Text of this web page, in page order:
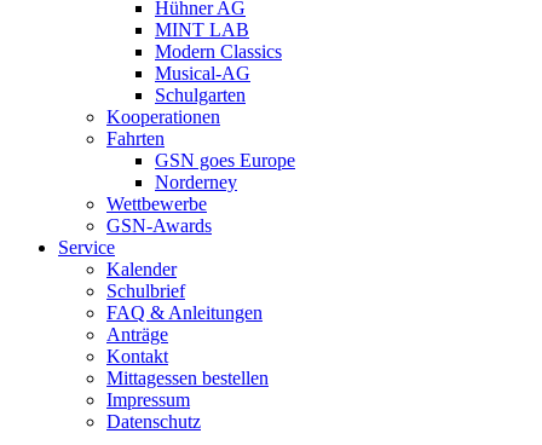
Hühner AG
MINT LAB
Modern Classics
Musical-AG
Schulgarten
Kooperationen
Fahrten
GSN goes Europe
Norderney
Wettbewerbe
GSN-Awards
Service
Kalender
Schulbrief
FAQ & Anleitungen
Anträge
Kontakt
Mittagessen bestellen
Impressum
Datenschutz